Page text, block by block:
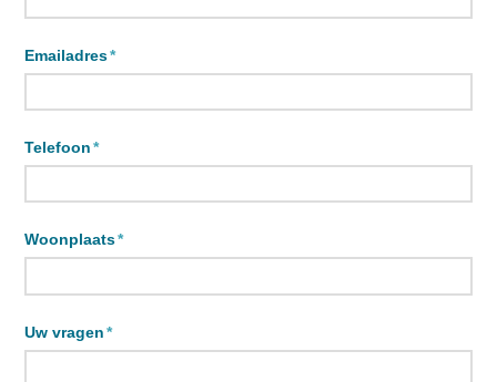
Emailadres*
Telefoon *
Woonplaats*
Uw vragen *